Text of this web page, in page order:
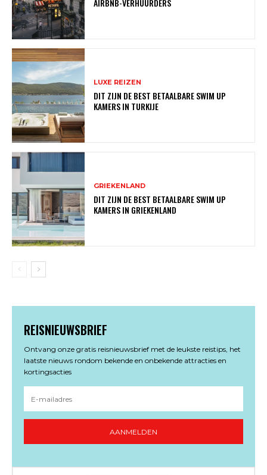
AIRBNB-VERHUURDERS
LUXE REIZEN
DIT ZIJN DE BEST BETAALBARE SWIM UP
KAMERS IN TURKIJE
GRIEKENLAND
DIT ZIJN DE BEST BETAALBARE SWIM UP
KAMERS IN GRIEKENLAND
REISNIEUWSBRIEF
Ontvang onze gratis reisnieuwsbrief met de leukste reistips, het
laatste nieuws rondom bekende en onbekende attracties en
kortingsacties
AANMELDEN